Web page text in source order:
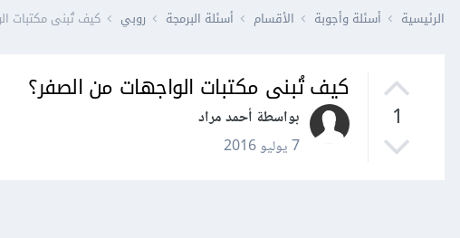
الرئيسية أسئلة وأجوبة الأقسام أسئلة البرمجة روبي كيف تُبنى مكتبات
1
كيف تُبنى مكتبات الواجهات من الصفر؟
بواسطة أحمد مراد
7 يوليو 2016